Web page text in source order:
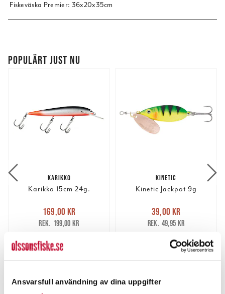
Ansvarsfull användning av dina uppgifter
Fiskeväska Premier: 36x20x35cm
POPULÄRT JUST NU
KARIKKO
Karikko 15cm 24g.
Nuvarande pris
169,00 krTidigare pris
199,00 kr
169,00 kr
199,00 kr
LÄS MER
KINETIC
Kinetic Jackpot 9g
Nuvarande pris
39,00 krTidigare pris
49,95 kr
39,00 kr
49,95 kr